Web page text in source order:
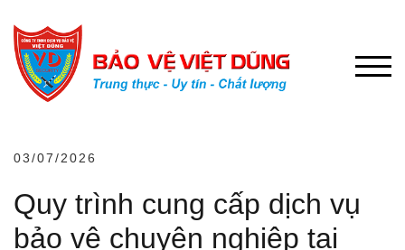
đến
phần
NÚT
03/07/2026
Quy trình cung cấp dịch vụ
bảo vệ chuyên nghiệp tại